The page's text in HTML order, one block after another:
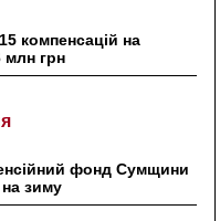
компенсацій на
млн грн
фонд Сумщини
зиму